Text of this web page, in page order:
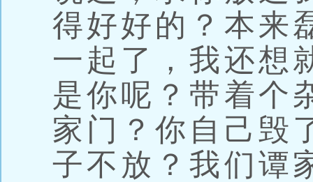
得好好的？本来
一起了，我还想
是你呢？带着个
家门？你自己毁
子不放？我们谭